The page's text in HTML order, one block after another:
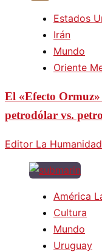
Estados
Irán
Mundo
Oriente
El «Efecto
petrodólar vs.
Editor La Humanidad
América
Cultura
Mundo
Uruguay